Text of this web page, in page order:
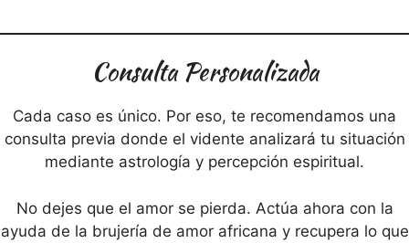
Consulta Personalizada
Cada caso es único. Por eso, te recomendamos una
consulta previa donde el vidente analizará tu situación
mediante astrología y percepción espiritual.
No dejes que el amor se pierda. Actúa ahora con la
ayuda de la brujería de amor africana y recupera lo que